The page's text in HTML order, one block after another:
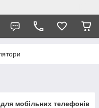
мобільних телефонів